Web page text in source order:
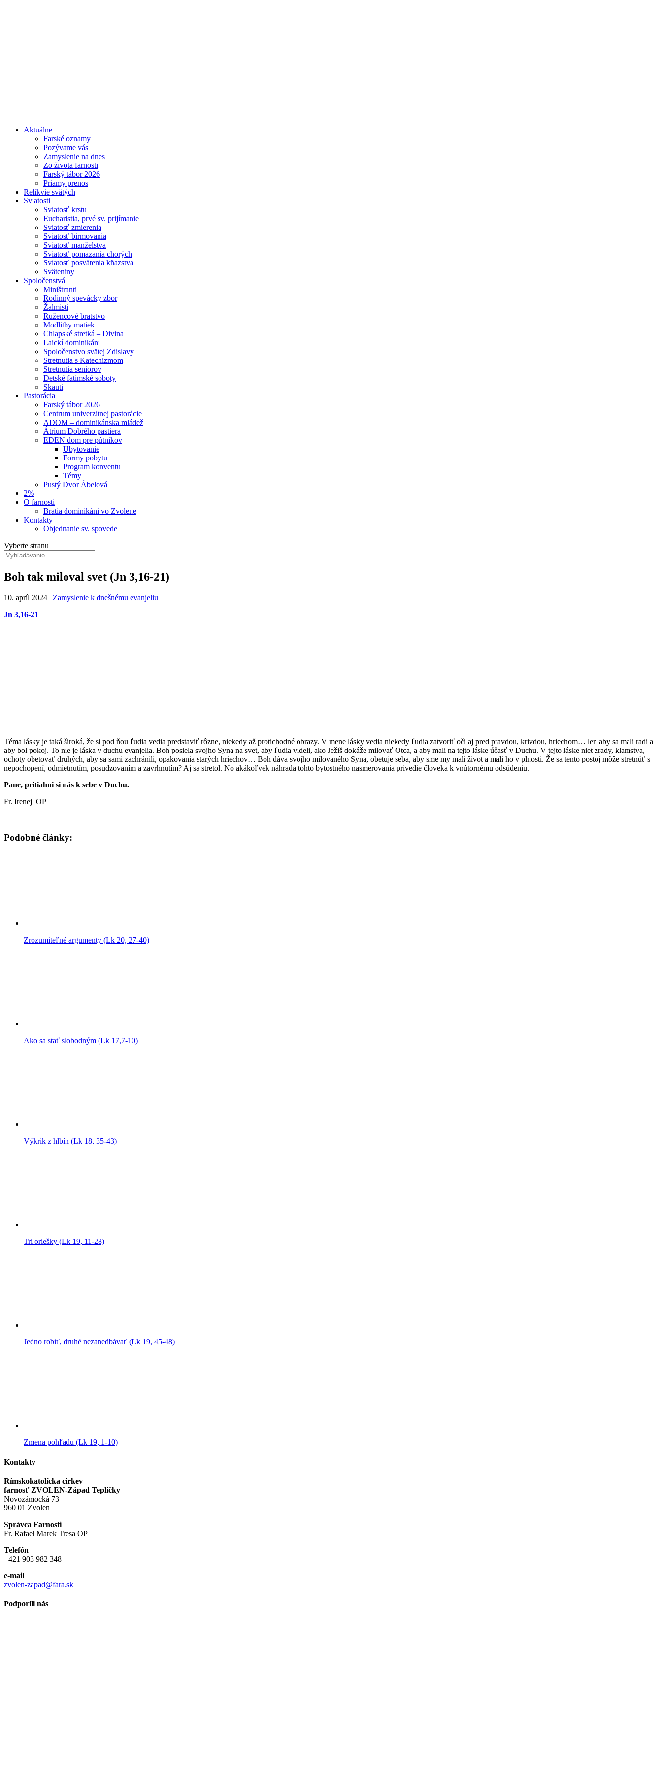
Aktuálne
Farské oznamy
Pozývame vás
Zamyslenie na dnes
Zo života farnosti
Farský tábor 2026
Priamy prenos
Relikvie svätých
Sviatosti
Sviatosť krstu
Eucharistia, prvé sv. prijímanie
Sviatosť zmierenia
Sviatosť birmovania
Sviatosť manželstva
Sviatosť pomazania chorých
Sviatosť posvätenia kňazstva
Sväteniny
Spoločenstvá
Miništranti
Rodinný spevácky zbor
Žalmisti
Ružencové bratstvo
Modlitby matiek
Chlapské stretká – Divina
Laickí dominikáni
Spoločenstvo svätej Zdislavy
Stretnutia s Katechizmom
Stretnutia seniorov
Detské fatimské soboty
Skauti
Pastorácia
Farský tábor 2026
Centrum univerzitnej pastorácie
ADOM – dominikánska mládež
Átrium Dobrého pastiera
EDEN dom pre pútnikov
Ubytovanie
Formy pobytu
Program konventu
Témy
Pustý Dvor Ábelová
2%
O farnosti
Bratia dominikáni vo Zvolene
Kontakty
Objednanie sv. spovede
Vyberte stranu
Boh tak miloval svet (Jn 3,16-21)
10. apríl 2024 | Zamyslenie k dnešnému evanjeliu
Jn 3,16-21
Téma lásky je taká široká, že si pod ňou ľudia vedia predstaviť rôzne, niekedy až protichodné obrazy. V mene lásky vedia niekedy ľudia zatvoriť oči aj pred pravdou, krivdou, hriechom… len aby sa mali radi a
aby bol pokoj. To nie je láska v duchu evanjelia. Boh posiela svojho Syna na svet, aby ľudia videli, ako Ježiš dokáže milovať Otca, a aby mali na tejto láske účasť v Duchu. V tejto láske niet zrady, klamstva,
ochoty obetovať druhých, aby sa sami zachránili, opakovania starých hriechov… Boh dáva svojho milovaného Syna, obetuje seba, aby sme my mali život a mali ho v plnosti. Že sa tento postoj môže stretnúť s
nepochopení, odmietnutím, posudzovaním a zavrhnutím? Aj sa stretol. No akákoľvek náhrada tohto bytostného nasmerovania privedie človeka k vnútornému odsúdeniu.
Pane, pritiahni si nás k sebe v Duchu.
Fr. Irenej, OP
Podobné články:
Zrozumiteľné argumenty (Lk 20, 27-40)
Ako sa stať slobodným (Lk 17,7-10)
Výkrik z hlbín (Lk 18, 35-43)
Tri oriešky (Lk 19, 11-28)
Jedno robiť, druhé nezanedbávať (Lk 19, 45-48)
Zmena pohľadu (Lk 19, 1-10)
Kontakty
Rímskokatolícka cirkev
farnosť ZVOLEN-Západ Tepličky
Novozámocká 73
960 01 Zvolen
Správca Farnosti
Fr. Rafael Marek Tresa OP
Telefón
+421 903 982 348
e-mail
zvolen-zapad@fara.sk
Podporili nás